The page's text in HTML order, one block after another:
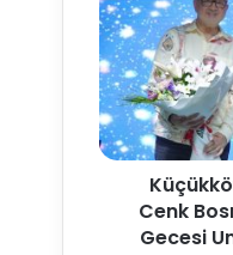
Cenk
Gecesi